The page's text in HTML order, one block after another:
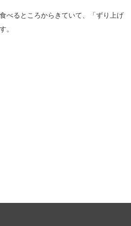
べるところからきていて、「ずり上げ
。